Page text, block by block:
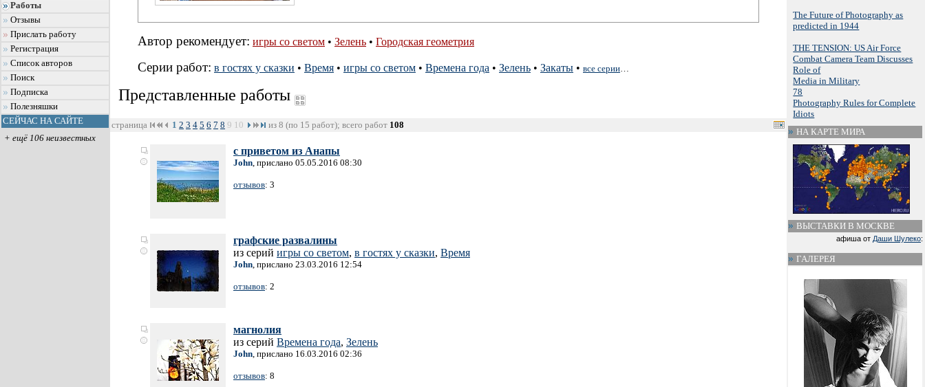
Работы
Отзывы
Прислать работу
Регистрация
Список авторов
Поиск
Подписка
Полезняшки
СЕЙЧАС НА САЙТЕ
+ ещё 106 неизвестных
Автор рекомендует: игры со светом • Зелень • Городская геометрия
Серии работ: в гостях у сказки • Время • игры со светом • Времена года • Зелень • Закаты • все серии…
Представленные работы
страница 1 2 3 4 5 6 7 8 9 10 из 8 (по 15 работ); всего работ 108
с приветом из Анапы
John, прислано 05.05.2016 08:30
отзывов: 3
графские развалины
из серий игры со светом, в гостях у сказки, Время
John, прислано 23.03.2016 12:54
отзывов: 2
магнолия
из серий Времена года, Зелень
John, прислано 16.03.2016 02:36
отзывов: 8
The Future of Photography as
predicted in 1944
THE TENSION: US Air Force
Combat Camera Team Discusses
Role of
Media in Military
78
Photography Rules for Complete
Idiots
НА КАРТЕ МИРА
ВЫСТАВКИ В МОСКВЕ
афиша от Даши Шулеко:
ГАЛЕРЕЯ